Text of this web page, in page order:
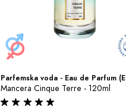
Parfemska voda - Eau de Parfum
Mancera Cinque Terre - 120ml